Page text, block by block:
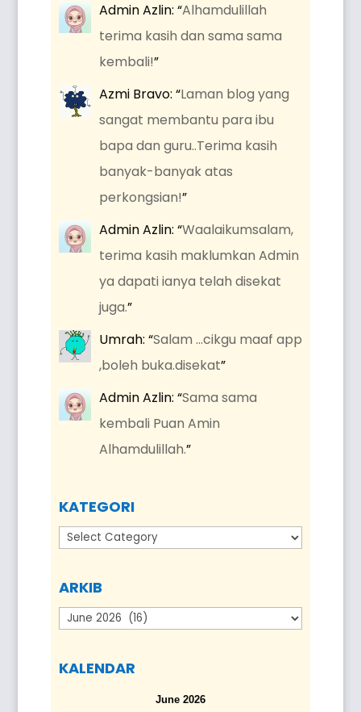
Admin Azlin: “Alhamdulillah
terima kasih dan sama sama
kembali!”
Azmi Bravo: “Laman blog yang
sangat membantu para ibu
bapa dan guru..Terima kasih
banyak-banyak atas
perkongsian!”
Admin Azlin: “Waalaikumsalam,
terima kasih maklumkan Admin
ya dapati ianya telah disekat
juga.”
Umrah: “Salam …cikgu maaf app
,boleh buka.disekat”
Admin Azlin: “Sama sama
kembali Puan Amin
Alhamdulillah.”
KATEGORI
Kategori
ARKIB
Arkib
KALENDAR
June 2026